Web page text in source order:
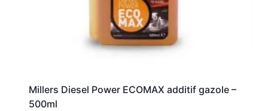
Millers Diesel Power ECOMAX additif gazole –
500ml